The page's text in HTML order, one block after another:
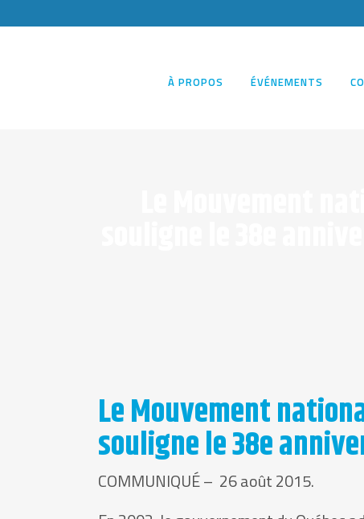
À PROPOS ÉVÉNEMENTS
Le Mouvement
souligne le 38e
COMMUNIQUÉ – 26 août 2015.